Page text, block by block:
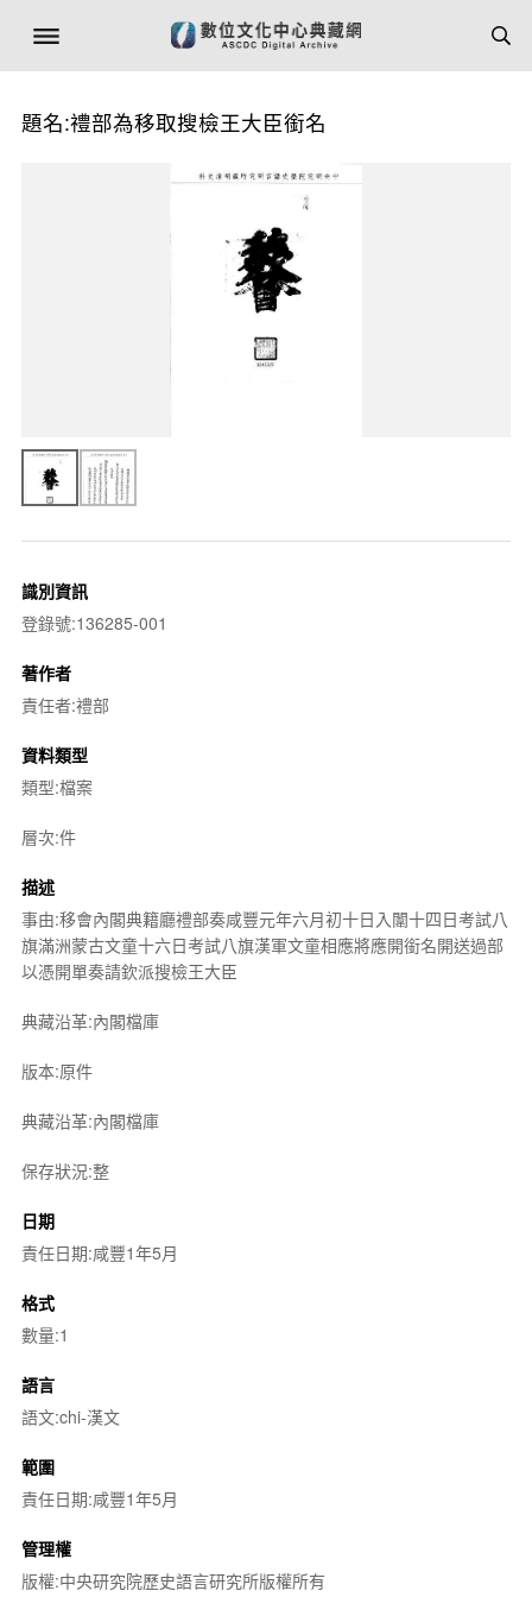
題名:禮部為移取搜檢王大臣銜名
識別資訊
登錄號:136285-001
著作者
責任者:禮部
資料類型
類型:檔案
層次:件
描述
事由:移會內閣典籍廳禮部奏咸豐元年六月初十日入闈十四日考試八
旗滿洲蒙古文童十六日考試八旗漢軍文童相應將應開銜名開送過部
以憑開單奏請欽派搜檢王大臣
典藏沿革:內閣檔庫
版本:原件
典藏沿革:內閣檔庫
保存狀況:整
日期
責任日期:咸豐1年5月
格式
數量:1
語言
語文:chi-漢文
範圍
責任日期:咸豐1年5月
管理權
版權:中央研究院歷史語言研究所版權所有